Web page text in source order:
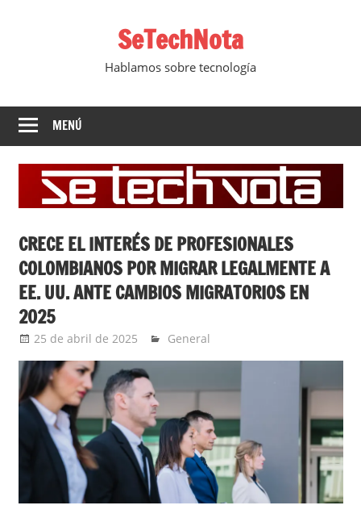
SeTechNota
Hablamos sobre tecnología
MENÚ
CRECE EL INTERÉS DE PROFESIONALES
COLOMBIANOS POR MIGRAR LEGALMENTE A
EE. UU. ANTE CAMBIOS MIGRATORIOS EN
2025
25 de abril de 2025 Ernesto Herrera
General